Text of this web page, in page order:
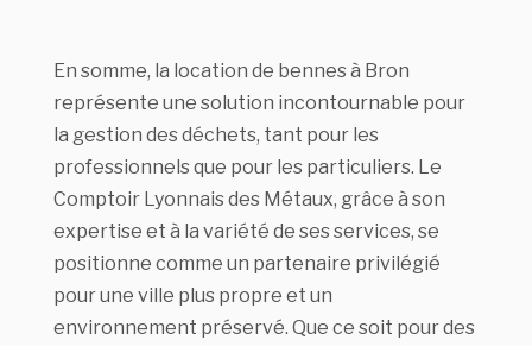
En somme, la location de bennes à Bron
représente une solution incontournable pour
la gestion des déchets, tant pour les
professionnels que pour les particuliers. Le
Comptoir Lyonnais des Métaux, grâce à son
expertise et à la variété de ses services, se
positionne comme un partenaire privilégié
pour une ville plus propre et un
environnement préservé. Que ce soit pour des